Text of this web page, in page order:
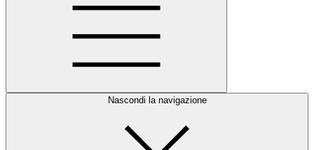
Nascondi la navigazione